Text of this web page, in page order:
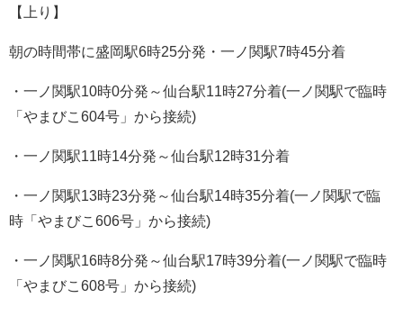
【上り】
朝の時間帯に盛岡駅6時25分発・一ノ関駅7時45分着
・一ノ関駅10時0分発～仙台駅11時27分着(一ノ関駅で臨時
「やまびこ604号」から接続)
・一ノ関駅11時14分発～仙台駅12時31分着
・一ノ関駅13時23分発～仙台駅14時35分着(一ノ関駅で臨
時「やまびこ606号」から接続)
・一ノ関駅16時8分発～仙台駅17時39分着(一ノ関駅で臨時
「やまびこ608号」から接続)